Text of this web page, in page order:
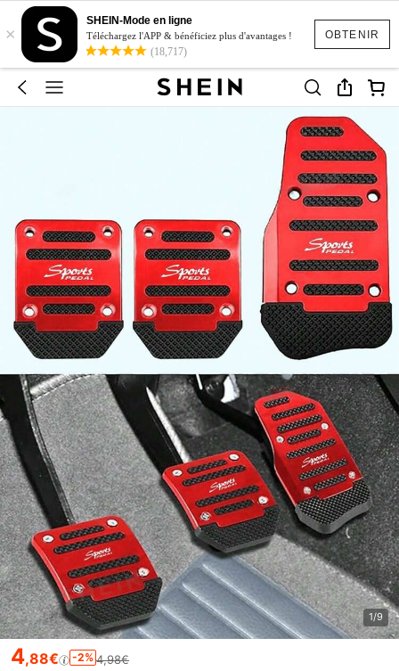
OBTENIR
×
SHEIN-Mode en ligne
Téléchargez l'APP & bénéficiez plus d'avantages !
(18,717)
1/9
4,88€ -2% 4,98€